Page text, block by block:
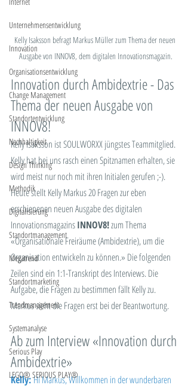
Unternehmensentwicklung
Innovation
Organisationsentwicklung
Change Management
Standortentwicklung
Nachhaltigkeit
Design Thinking
Methodik
Digitalisierung
Standortmanagement
Megatrend
Standortmarketing
Trendmanagement
Systemanalyse
Serious Play
LEGO® SERIOUS PLAY®
Kelly Isaksson befragt Markus Müller zum Thema der neuen
Ausgabe von INNOV8, dem digitalen Innovationsmagazin.
Innovation durch Ambidextrie - Das
Thema der neuen Ausgabe von
INNOV8!
Kelly Isaksson ist SOULWORXX jüngstes Teammitglied.
Kelly hat bei uns rasch einen Spitznamen erhalten, sie
wird meist nur noch mit ihren Initialen gerufen ;-).
Heute stellt Kelly Markus 20 Fragen zur eben
erschienenen neuen Ausgabe des digitalen
Innovationsmagazins INNOV8! zum Thema
«Organisationale Freiräume (Ambidextrie), um die
Organisation entwickeln zu können.» Die folgenden
Zeilen sind ein 1:1-Transkript des Interviews. Die
Aufgabe, die Fragen zu bestimmen fällt Kelly zu.
Markus sieht die Fragen erst bei der Beantwortung.
Ab zum Interview «Innovation durch
Ambidextrie»
Kelly:Hi Markus, Willkommen in der wunderbaren